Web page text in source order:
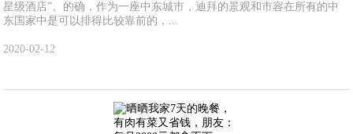
星级酒店”。的确，作为一座中东城市，迪拜的景观和市容在所有的中
东国家中是可以排得比较靠前的，...
2020-02-12